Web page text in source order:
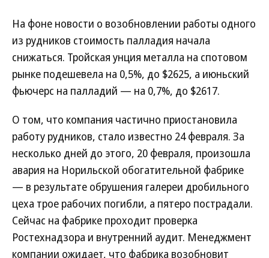
На фоне новости о возобновлении работы одного
из рудников стоимость палладия начала
снижаться. Тройская унция металла на спотовом
рынке подешевела на 0,5%, до $2625, а июньский
фьючерс на палладий — на 0,7%, до $2617.
О том, что компания частично приостановила
работу рудников, стало известно 24 февраля. За
несколько дней до этого, 20 февраля, произошла
авария на Норильской обогатительной фабрике
— в результате обрушения галереи дробильного
цеха трое рабочих погибли, а пятеро пострадали.
Сейчас на фабрике проходит проверка
Ростехнадзора и внутренний аудит. Менеджмент
компании ожидает, что фабрика возобновит